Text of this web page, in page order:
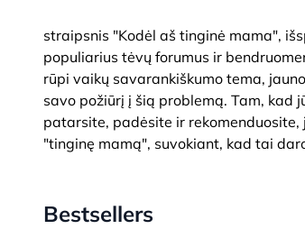
straipsnis "Kodėl aš tinginė mama",
populiarius tėvų forumus ir
rūpi vaikų savarankiškumo tema,
savo požiūrį į šią problemą. Tam, kad
patarsite, padėsite ir
"tinginę mamą", suvokiant, kad tai
Bestsellers